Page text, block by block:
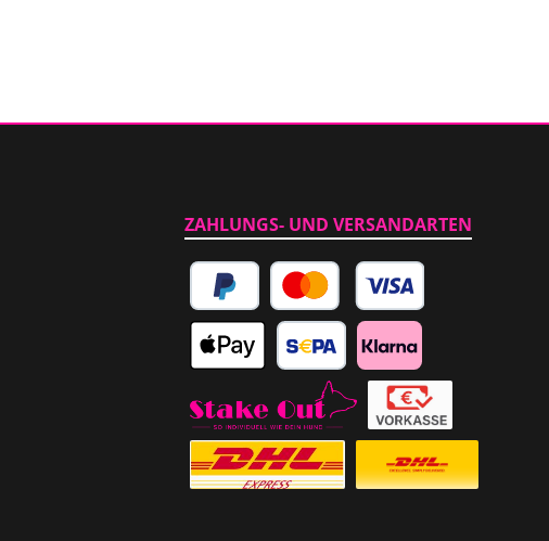
ZAHLUNGS- UND VERSANDARTEN
PayPal Kredit- oder Debitkarte
SEPA Lastschrift
Klarna
Vorkasse
Abholung im Laden